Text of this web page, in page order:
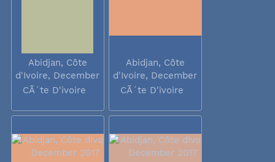
Abidjan, Côte
d'Ivoire, December
2017
CÃ´te D'ivoire
Abidjan, Côte
d'Ivoire, December
2017
CÃ´te D'ivoire